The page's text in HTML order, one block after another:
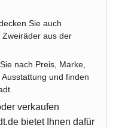
Sie auch
aus der
nach Preis, Marke,
und finden
verkaufen
bietet Ihnen dafür